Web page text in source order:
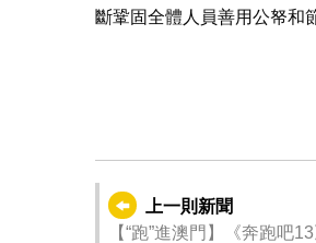
斷鞏固全體人員善用公帑和
上一則新聞
【“跑”進澳門】《奔跑吧